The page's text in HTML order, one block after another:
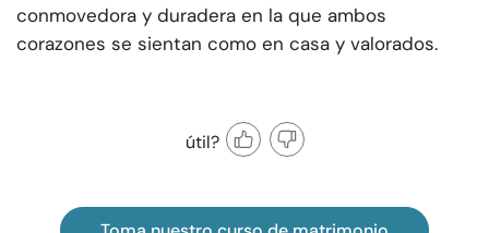
conmovedora y duradera en la que ambos
corazones se sientan como en casa y valorados.
útil?